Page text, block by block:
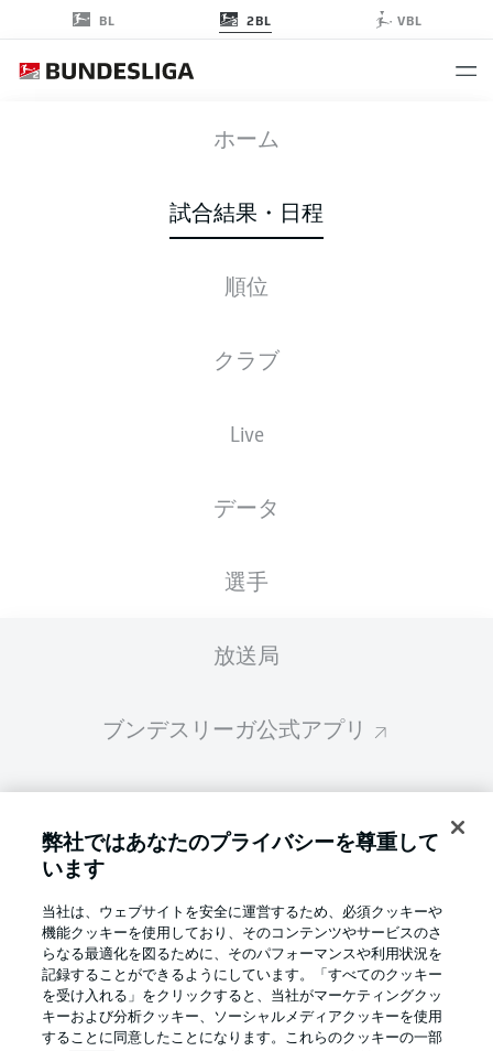
BL 2BL VBL
ホーム
試合結果・日程
順位
クラブ
Live
データ
選手
放送局
ブンデスリーガ公式アプリ
ファンタジー・マネジャー
言語をお選びください
日本語 Display Mode
SGD KSC
スターティングメンバー
スターティングメンバーは試合開始の 60分前
弊社ではあなたのプライバシーを尊重して
います
当社は、ウェブサイトを安全に運営するため、必須クッキーや
機能クッキーを使用しており、そのコンテンツやサービスのさ
らなる最適化を図るために、そのパフォーマンスや利用状況を
記録することができるようにしています。「すべてのクッキー
を受け入れる」をクリックすると、当社がマーケティングクッ
キーおよび分析クッキー、ソーシャルメディアクッキーを使用
することに同意したことになります。これらのクッキーの一部